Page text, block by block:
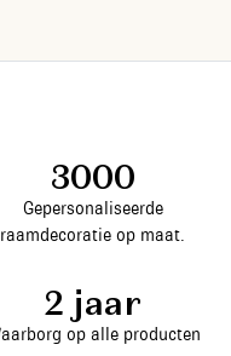
3000
Gepersonaliseerde
raamdecoratie op maat.
2 jaar
op alle producten